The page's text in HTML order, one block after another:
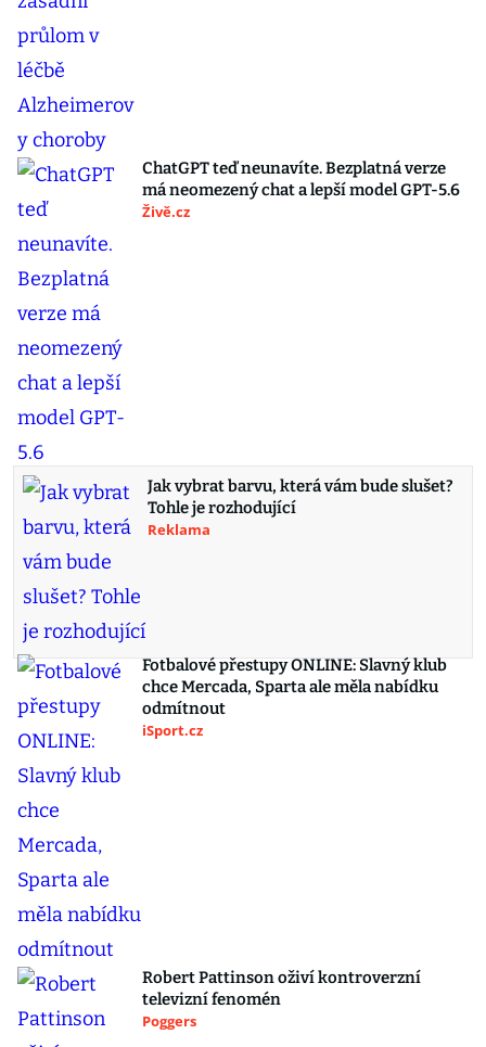
ChatGPT teď neunavíte. Bezplatná verze
má neomezený chat a lepší model GPT-5.6
Živě.cz
Jak vybrat barvu, která vám bude slušet?
Tohle je rozhodující
Reklama
Fotbalové přestupy ONLINE: Slavný klub
chce Mercada, Sparta ale měla nabídku
odmítnout
iSport.cz
Robert Pattinson oživí kontroverzní
televizní fenomén
Poggers